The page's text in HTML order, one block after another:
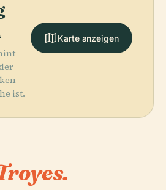
ist.
Karte anzeigen